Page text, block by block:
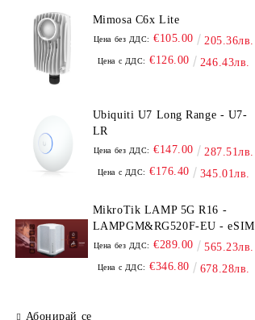
Mimosa C6x Lite
Цена без ДДС: €105.00 205.36лв.
Цена с ДДС: €126.00 246.43лв.
Ubiquiti U7 Long Range - U7-
LR
Цена без ДДС: €147.00 287.51лв.
Цена с ДДС: €176.40 345.01лв.
MikroTik LAMP 5G R16 -
LAMPGM&RG520F-EU - eSIM
Цена без ДДС: €289.00 565.23лв.
Цена с ДДС: €346.80 678.28лв.
Абонирай се